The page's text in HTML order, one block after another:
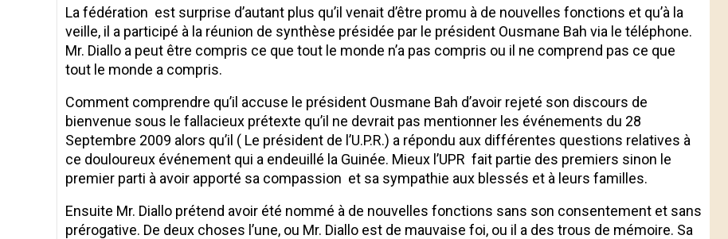
La fédération est surprise d’autant plus qu’il venait d’être promu à de nouvelles fonctions et qu’à la
veille, il a participé à la réunion de synthèse présidée par le président Ousmane Bah via le téléphone.
Mr. Diallo a peut être compris ce que tout le monde n’a pas compris ou il ne comprend pas ce que
tout le monde a compris.
Comment comprendre qu’il accuse le président Ousmane Bah d’avoir rejeté son discours de
bienvenue sous le fallacieux prétexte qu’il ne devrait pas mentionner les événements du 28
Septembre 2009 alors qu’il ( Le président de l’U.P.R.) a répondu aux différentes questions relatives à
ce douloureux événement qui a endeuillé la Guinée. Mieux l’UPR fait partie des premiers sinon le
premier parti à avoir apporté sa compassion et sa sympathie aux blessés et à leurs familles.
Ensuite Mr. Diallo prétend avoir été nommé à de nouvelles fonctions sans son consentement et sans
prérogative. De deux choses l’une, ou Mr. Diallo est de mauvaise foi, ou il a des trous de mémoire. Sa